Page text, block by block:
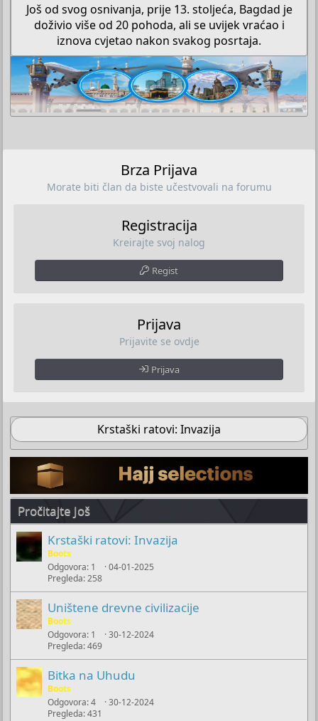
Još od svog osnivanja, prije 13. stoljeća, Bagdad je
doživio više od 20 pohoda, ali se uvijek vraćao i
iznova cvjetao nakon svakog posrtaja.​
Brza Prijava
Morate biti član da biste učestvovali na forumu
Registracija
Kreirajte svoj nalog
Regist
Prijava
Prijavite se ovdje
Prijava
Krstaški ratovi: Invazija
Pročitajte Još
Krstaški ratovi: Invazija
Boots
Odgovora 1
Pregleda 258
04-01-2025
Uništene drevne civilizacije
Boots
Odgovora 1
Pregleda 469
30-12-2024
Bitka na Uhudu
Boots
Odgovora 4
Pregleda 431
30-12-2024